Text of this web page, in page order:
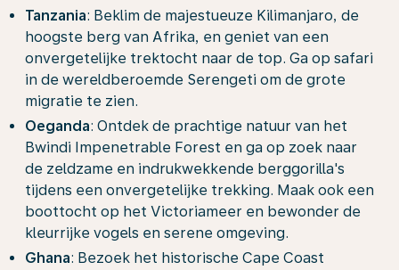
Tanzania: Beklim de majestueuze Kilimanjaro, de
hoogste berg van Afrika, en geniet van een
onvergetelijke trektocht naar de top. Ga op safari
in de wereldberoemde Serengeti om de grote
migratie te zien.
Oeganda: Ontdek de prachtige natuur van het
Bwindi Impenetrable Forest en ga op zoek naar
de zeldzame en indrukwekkende berggorilla's
tijdens een onvergetelijke trekking. Maak ook een
boottocht op het Victoriameer en bewonder de
kleurrijke vogels en serene omgeving.
Ghana: Bezoek het historische Cape Coast